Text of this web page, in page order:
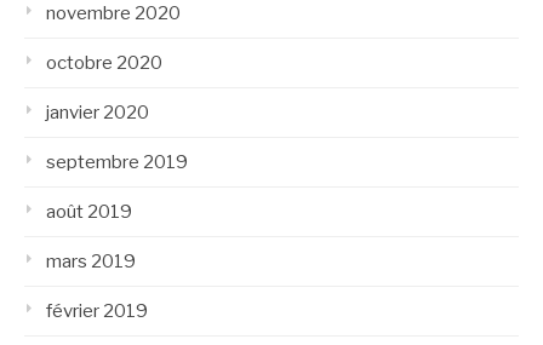
novembre 2020
octobre 2020
janvier 2020
septembre 2019
août 2019
mars 2019
février 2019